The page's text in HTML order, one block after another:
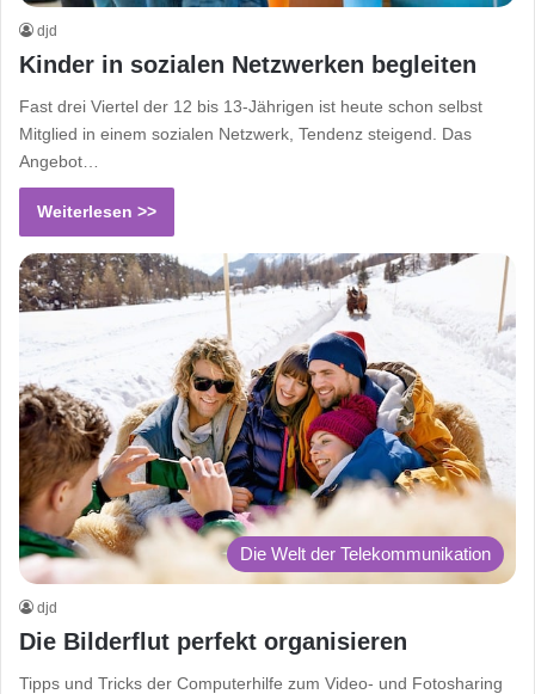
djd
Kinder in sozialen Netzwerken begleiten
Fast drei Viertel der 12 bis 13-Jährigen ist heute schon selbst
Mitglied in einem sozialen Netzwerk, Tendenz steigend. Das
Angebot…
Weiterlesen >>
Die Welt der Telekommunikation
djd
Die Bilderflut perfekt organisieren
Tipps und Tricks der Computerhilfe zum Video- und Fotosharing